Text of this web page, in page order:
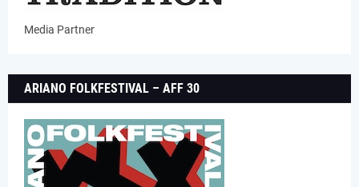
Media Partner
ARIANO FOLKFESTIVAL – AFF 30